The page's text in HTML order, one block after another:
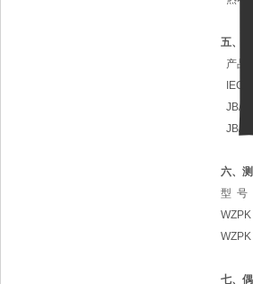
五、
产品
JB/
JB/
六、
型 号
WZPK
WZPK
七、